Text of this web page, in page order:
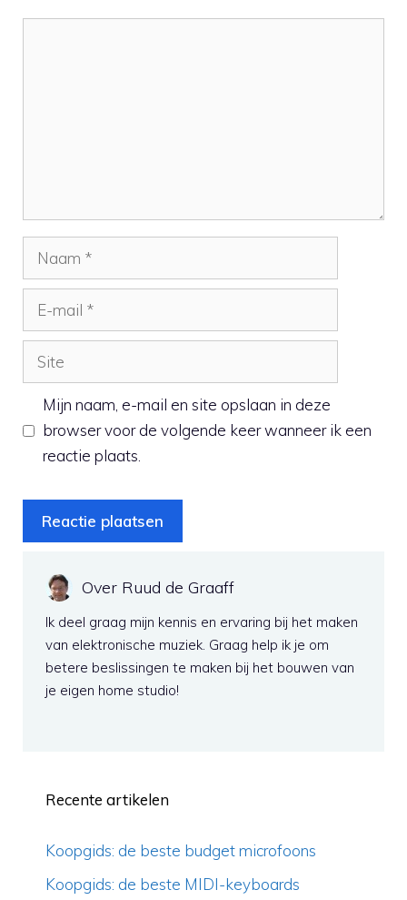
Naam
mail
Site
Mijn naam, e-mail en site opslaan in deze
browser voor de volgende keer wanneer ik een
reactie plaats.
Over Ruud de Graaff
Ik deel graag mijn kennis en ervaring bij het maken
van elektronische muziek. Graag help ik je om
betere beslissingen te maken bij het bouwen van
je eigen home studio!
Recente artikelen
Koopgids: de beste budget microfoons
Koopgids: de beste MIDI-keyboards